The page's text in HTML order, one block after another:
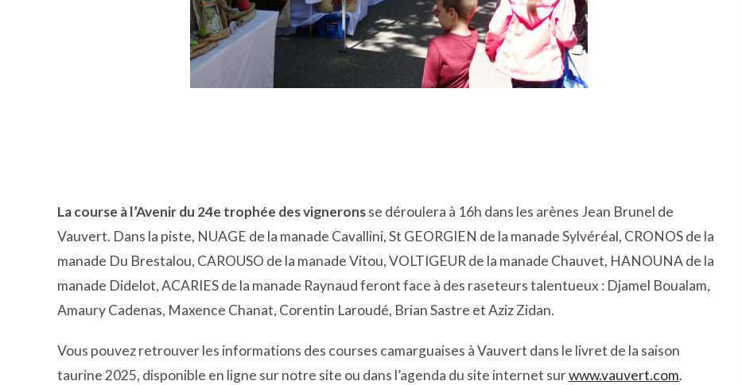
La course à l’Avenir du 24e trophée des vigneronsse déroulera à 16h dans les arènes Jean Brunel de
Vauvert. Dans la piste, NUAGE de la manade Cavallini, St GEORGIEN de la manade Sylvéréal, CRONOS de la
manade Du Brestalou, CAROUSO de la manade Vitou, VOLTIGEUR de la manade Chauvet, HANOUNA de la
manade Didelot, ACARIES de la manade Raynaud feront face à des raseteurs talentueux : Djamel Boualam,
Amaury Cadenas, Maxence Chanat, Corentin Laroudé, Brian Sastre et Aziz Zidan.
Vous pouvez retrouver les informations des courses camarguaises à Vauvert dans le livret de la saison
taurine 2025, disponible en ligne sur notre site ou dans l’agenda du site internet surwww.vauvert.com.